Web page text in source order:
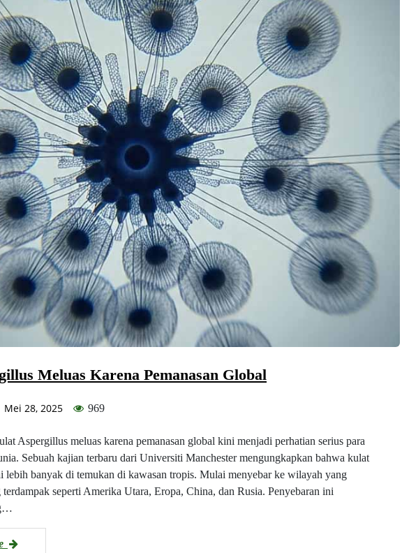
Meluas Karena Pemanasan Global
Mei 28, 2025 969
Aspergillus meluas karena pemanasan global kini menjadi perhatian serius para
Sebuah kajian terbaru dari Universiti Manchester mengungkapkan bahwa kulat
lebih banyak di temukan di kawasan tropis. Mulai menyebar ke wilayah yang
terdampak seperti Amerika Utara, Eropa, China, dan Rusia. Penyebaran ini